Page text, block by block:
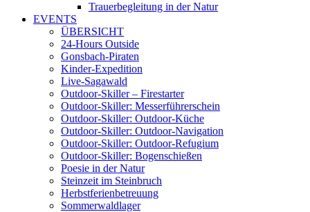
Trauerbegleitung in der Natur
EVENTS
ÜBERSICHT
24-Hours Outside
Gonsbach-Piraten
Kinder-Expedition
Live-Sagawald
Outdoor-Skiller – Firestarter
Outdoor-Skiller: Messerführerschein
Outdoor-Skiller: Outdoor-Küche
Outdoor-Skiller: Outdoor-Navigation
Outdoor-Skiller: Outdoor-Refugium
Outdoor-Skiller: Bogenschießen
Poesie in der Natur
Steinzeit im Steinbruch
Herbstferienbetreuung
Sommerwaldlager